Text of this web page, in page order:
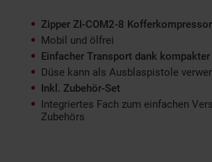
Zipper ZI-COM2-8 Kofferkompressor
Mobil und ölfrei
Einfacher Transport dank
Düse kann als Ausblaspistole
Inkl. Zubehör-Set
Integriertes Fach zum einfachen
Zubehörs